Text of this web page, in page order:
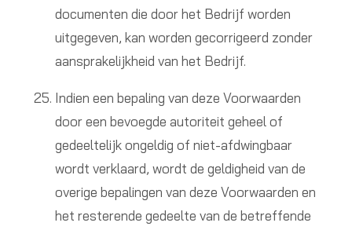
documenten die door het Bedrijf worden
uitgegeven, kan worden gecorrigeerd zonder
aansprakelijkheid van het Bedrijf.
Indien een bepaling van deze Voorwaarden
door een bevoegde autoriteit geheel of
gedeeltelijk ongeldig of niet-afdwingbaar
wordt verklaard, wordt de geldigheid van de
overige bepalingen van deze Voorwaarden en
het resterende gedeelte van de betreffende